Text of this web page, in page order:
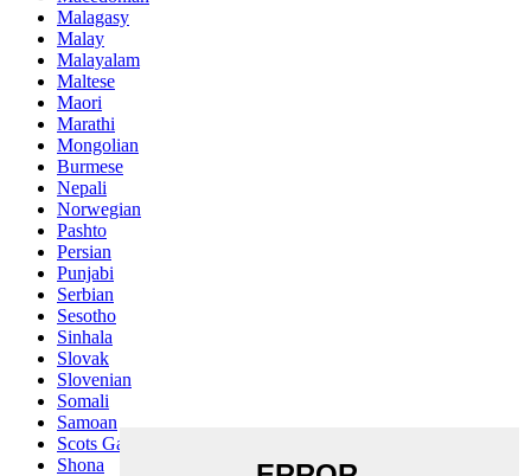
Malagasy
Malay
Malayalam
Maltese
Maori
Marathi
Mongolian
Burmese
Nepali
Norwegian
Pashto
Persian
Punjabi
Serbian
Sesotho
Sinhala
Slovak
Slovenian
Somali
Samoan
Scots Gaelic
Shona